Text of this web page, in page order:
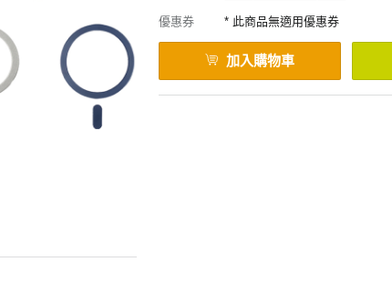
優惠券 * 此商品無適用優惠券
加入購物車